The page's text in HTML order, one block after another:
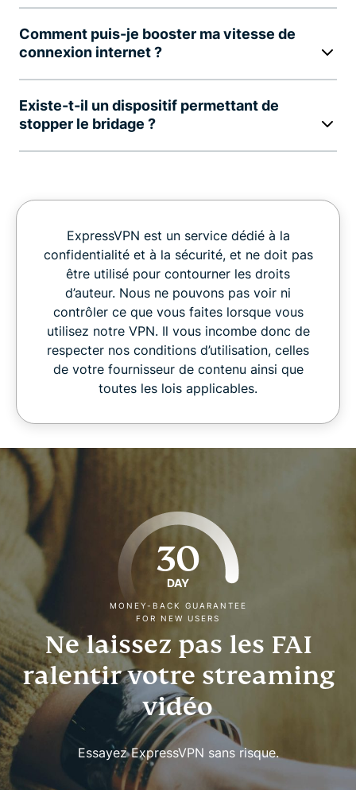
Comment puis-je booster ma vitesse de
connexion internet ?
Existe-t-il un dispositif permettant de
stopper le bridage ?
ExpressVPN est un service dédié à la
confidentialité et à la sécurité, et ne doit pas
être utilisé pour contourner les droits
d’auteur. Nous ne pouvons pas voir ni
contrôler ce que vous faites lorsque vous
utilisez notre VPN. Il vous incombe donc de
respecter nos conditions d’utilisation, celles
de votre fournisseur de contenu ainsi que
toutes les lois applicables.
30
DAY
MONEY-BACK GUARANTEE
FOR NEW USERS
Ne laissez pas les FAI
ralentir votre streaming
vidéo
Essayez ExpressVPN sans risque.